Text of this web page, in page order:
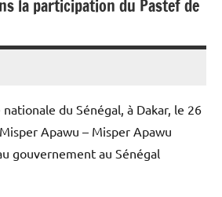
la participation du Pastef de
du Sénégal, à Dakar, le 26
Apawu – Misper Apawu
gouvernement au Sénégal